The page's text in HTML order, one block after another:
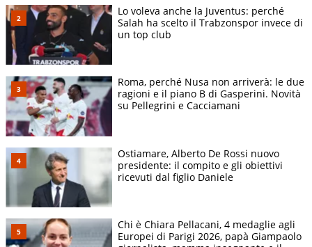
Lo voleva anche la Juventus: perché
Salah ha scelto il Trabzonspor invece di
un top club
Roma, perché Nusa non arriverà: le due
ragioni e il piano B di Gasperini. Novità
su Pellegrini e Cacciamani
Ostiamare, Alberto De Rossi nuovo
presidente: il compito e gli obiettivi
ricevuti dal figlio Daniele
Chi è Chiara Pellacani, 4 medaglie agli
Europei di Parigi 2026, papà Giampaolo